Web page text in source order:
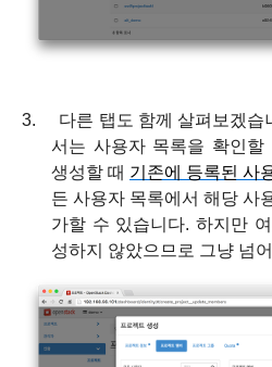
3. 다른 탭도 함께 살펴보겠습
서는 사용자 목록을 확인할
생성할 때 기존에 등록된 사
든 사용자 목록에서 해당 사
가할 수 있습니다.하지만
성하지 않았으므로 그냥 넘